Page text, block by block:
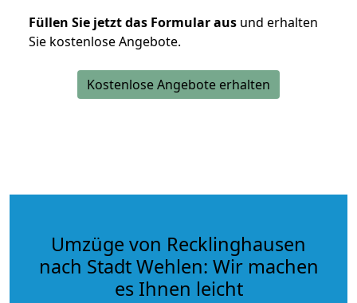
Füllen Sie jetzt das Formular aus und erhalten
Sie kostenlose Angebote.
Kostenlose Angebote erhalten
Umzüge von Recklinghausen
nach Stadt Wehlen: Wir machen
es Ihnen leicht